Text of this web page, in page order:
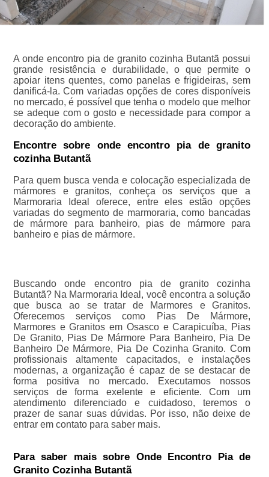
A onde encontro pia de granito cozinha Butantã possui
grande resistência e durabilidade, o que permite o
apoiar itens quentes, como panelas e frigideiras, sem
danificá-la. Com variadas opções de cores disponíveis
no mercado, é possível que tenha o modelo que melhor
se adeque com o gosto e necessidade para compor a
decoração do ambiente.
Encontre sobre onde encontro pia de granito
cozinha Butantã
Para quem busca venda e colocação especializada de
mármores e granitos, conheça os serviços que a
Marmoraria Ideal oferece, entre eles estão opções
variadas do segmento de marmoraria, como bancadas
de mármore para banheiro, pias de mármore para
banheiro e pias de mármore.
Buscando onde encontro pia de granito cozinha
Butantã? Na Marmoraria Ideal, você encontra a solução
que busca ao se tratar de Marmores e Granitos.
Oferecemos serviços como Pias De Mármore,
Marmores e Granitos em Osasco e Carapicuíba, Pias
De Granito, Pias De Mármore Para Banheiro, Pia De
Banheiro De Mármore, Pia De Cozinha Granito. Com
profissionais altamente capacitados, e instalações
modernas, a organização é capaz de se destacar de
forma positiva no mercado. Executamos nossos
serviços de forma exelente e eficiente. Com um
atendimento diferenciado e cuidadoso, teremos o
prazer de sanar suas dúvidas. Por isso, não deixe de
entrar em contato para saber mais.
Para saber mais sobre Onde Encontro Pia de
Granito Cozinha Butantã